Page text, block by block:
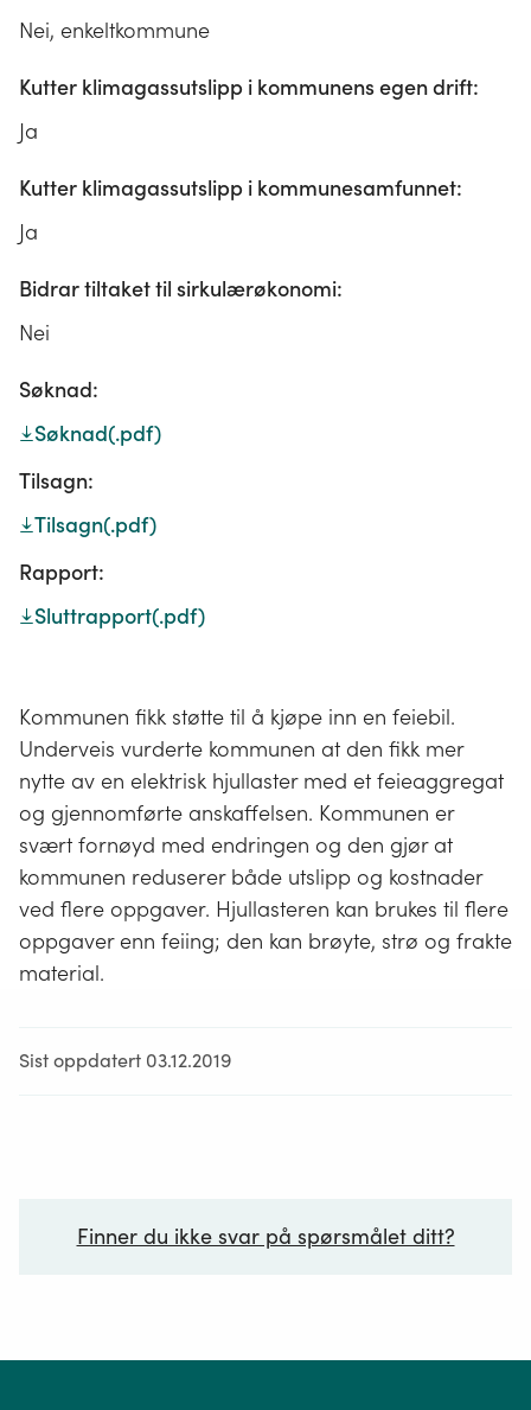
Nei, enkeltkommune
Kutter klimagassutslipp i kommunens egen drift:
Ja
Kutter klimagassutslipp i kommunesamfunnet:
Ja
Bidrar tiltaket til sirkulærøkonomi:
Nei
Søknad:
Søknad(.pdf)
Tilsagn:
Tilsagn(.pdf)
Rapport:
Sluttrapport(.pdf)
Kommunen fikk støtte til å kjøpe inn en feiebil.
Underveis vurderte kommunen at den fikk mer
nytte av en elektrisk hjullaster med et feieaggregat
og gjennomførte anskaffelsen. Kommunen er
svært fornøyd med endringen og den gjør at
kommunen reduserer både utslipp og kostnader
ved flere oppgaver. Hjullasteren kan brukes til flere
oppgaver enn feiing; den kan brøyte, strø og frakte
material.
Sist oppdatert 03.12.2019
Finner du ikke svar på spørsmålet ditt?